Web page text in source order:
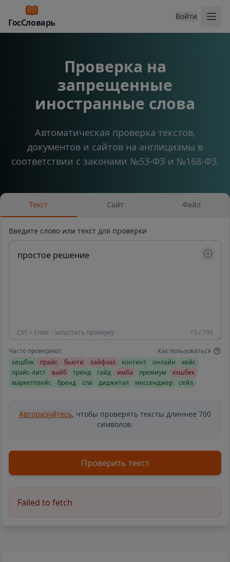
ГосСловарь
Войти
Проверка на
запрещенные
иностранные слова
Автоматическая проверка текстов,
документов и сайтов на англицизмы в
соответствии с законами №53-ФЗ и №168-ФЗ.
Текст Сайт Файл
Введите слово или текст для проверки
Ctrl + Enter - запустить проверку 15 / 700
Часто проверяют:
Как пользоваться
кешбэк
прайс бьюти лайфхак контент онлайн
кейс
прайс-лист
вайб тренд гайд имба премиум
кэшбек
маркетплейс
бренд спа диджитал мессенджер сейл
Авторизуйтесь, чтобы проверять тексты длиннее 700
символов.
Проверить текст
Failed to fetch